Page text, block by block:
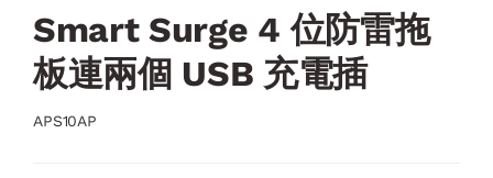
Smart Surge 4 位防雷拖
板連兩個 USB 充電插
APS10AP